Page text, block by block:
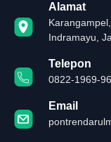
Alamat
Indramayu,
Telepon
0822-1969-
Email